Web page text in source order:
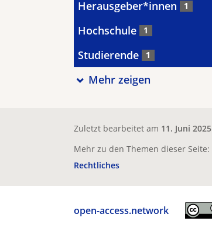
Herausgeber*innen 1
Hochschule 1
Studierende 1
Mehr zeigen
Zuletzt bearbeitet am 11. Juni 2025
Mehr zu den Themen dieser Seite:
Rechtliches
open-access.network